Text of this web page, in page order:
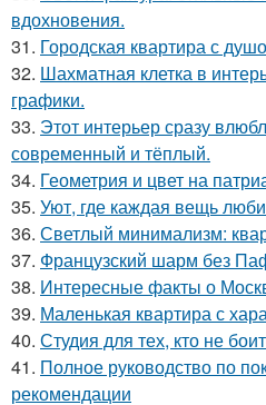
вдохновения.
31. Городская квартира с
32. Шахматная клетка в
графики.
33. Этот интерьер сразу
современный и тёплый.
34. Геометрия и цвет на
35. Уют, где каждая вещь
36. Светлый минимализм:
37. Французский шарм без
38. Интересные факты о
39. Маленькая квартира с
40. Студия для тех, кто не
41. Полное руководство по
рекомендации